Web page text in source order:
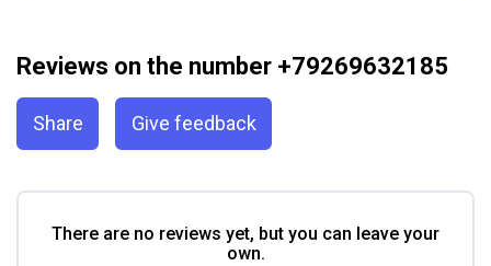
Reviews on the number +79269632185
Share Give feedback
There are no reviews yet, but you can leave your
own.